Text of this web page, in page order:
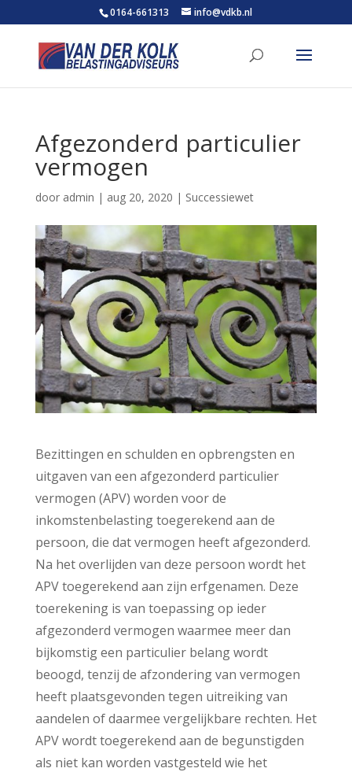
0164-661313 info@vdkb.nl
Afgezonderd particulier
vermogen
door admin | aug 20, 2020 | Successiewet
Bezittingen en schulden en opbrengsten en
uitgaven van een afgezonderd particulier
vermogen (APV) worden voor de
inkomstenbelasting toegerekend aan de
persoon, die dat vermogen heeft afgezonderd.
Na het overlijden van deze persoon wordt het
APV toegerekend aan zijn erfgenamen. Deze
toerekening is van toepassing op ieder
afgezonderd vermogen waarmee meer dan
bijkomstig een particulier belang wordt
beoogd, tenzij de afzondering van vermogen
heeft plaatsgevonden tegen uitreiking van
aandelen of daarmee vergelijkbare rechten. Het
APV wordt toegerekend aan de begunstigden
als niet kan worden vastgesteld wie het